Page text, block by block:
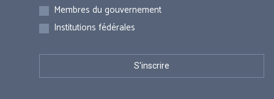
Membres du gouvernement
Institutions fédérales